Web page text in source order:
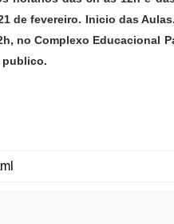
de fevereiro. Inicio das
no Complexo Educacional
publico.